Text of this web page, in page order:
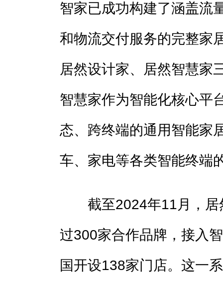
智家已成功构建了涵盖流
和物流交付服务的完整家
居然设计家、居然智慧家
智慧家作为智能化核心平
态、跨终端的通用智能家
车、家电等各类智能终端
截至2024年11月，居
过300家合作品牌，接入
国开设138家门店。这一